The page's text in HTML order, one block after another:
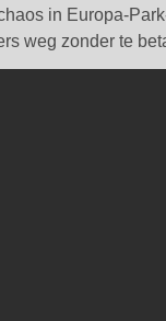
in Europa-
weg zonder te